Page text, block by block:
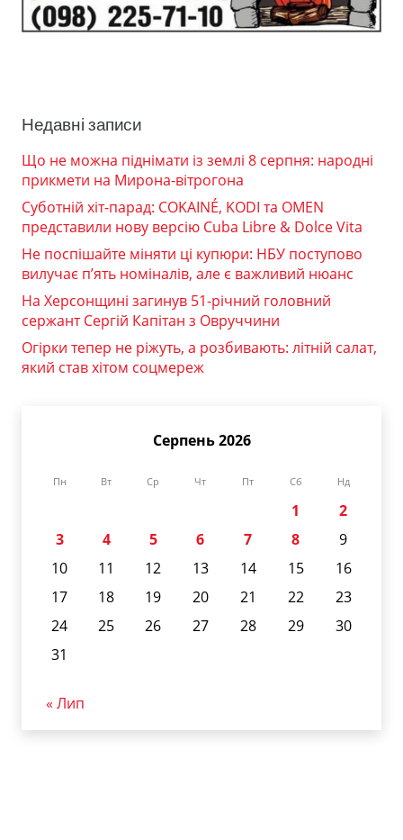
Недавні записи
Що не можна піднімати із землі 8 серпня: народні
прикмети на Мирона-вітрогона
Суботній хіт-парад: COKAINÉ, KODI та OMEN
представили нову версію Cuba Libre & Dolce Vita
Не поспішайте міняти ці купюри: НБУ поступово
вилучає п’ять номіналів, але є важливий нюанс
На Херсонщині загинув 51-річний головний
сержант Сергій Капітан з Овруччини
Огірки тепер не ріжуть, а розбивають: літній салат,
який став хітом соцмереж
Серпень 2026
Пн Вт Ср Чт Пт Сб Нд
1
2
3
4 5 6 7 8
9
10
11 12 13 14 15
16
17
18 19 20 21 22
23
24
25 26 27 28 29
30
31
« Лип